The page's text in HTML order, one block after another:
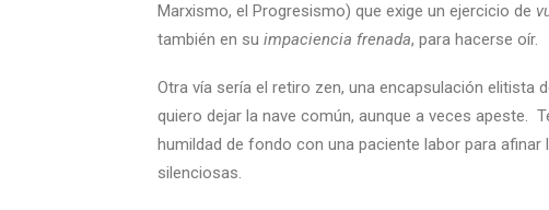
Marxismo, el Progresismo) que exige un ejercicio de
también en su impaciencia frenada, para hacerse oír.
Otra vía sería el retiro zen, una encapsulación elitista
quiero dejar la nave común, aunque a veces apeste.
humildad de fondo con una paciente labor para
silenciosas.